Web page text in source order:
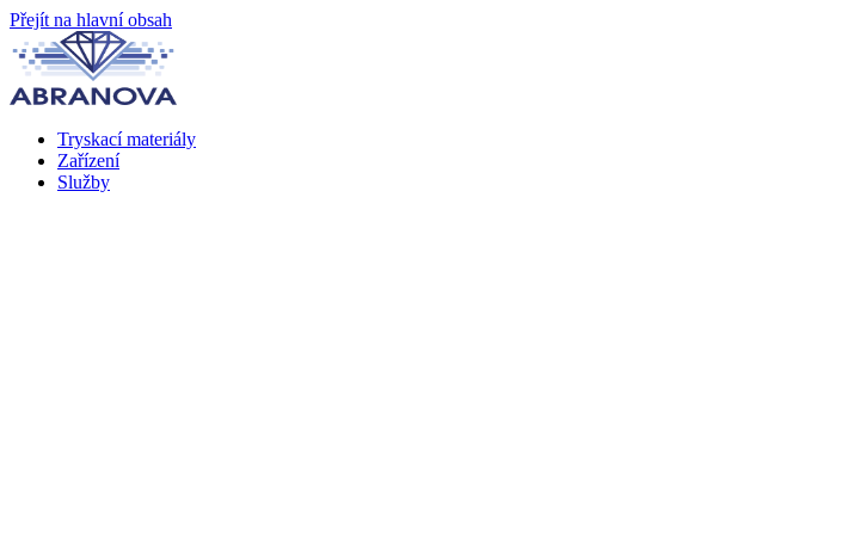
Přejít na hlavní obsah
Tryskací materiály
Zařízení
Služby